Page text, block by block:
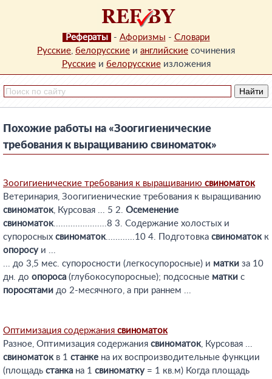
Рефераты - Афоризмы - Словари
Русские, белорусские и английские сочинения
Русскиеи белорусскиеизложения
Похожие работы на «Зоогигиенические
требования к выращиванию свиноматок»
Зоогигиенические требования к выращиванию свиноматок
Ветеринария, Зоогигиенические требования к выращиванию
свиноматок, Курсовая ... 5 2. Осеменение
свиноматок......................8 3. Содержание холостых и
супоросных свиноматок............10 4. Подготовка свиноматокк
опоросуи ...
... до 3,5 мес. супоросности (легкосупоросные) и матки за 10
дн. до опороса (глубокосупоросные); подсосные матки с
поросятами до 2-месячного, а при раннем ...
Оптимизация содержания свиноматок
Разное, Оптимизация содержания свиноматок, Курсовая ...
свиноматокв 1 станке на их воспроизводительные функции
(площадь станка на 1 свиноматку= 1 кв.м) Когда площадь